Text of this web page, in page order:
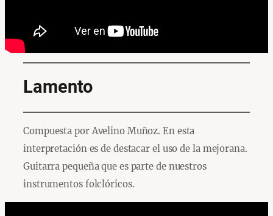
Lamento
Compuesta por Avelino Muñoz. En esta
interpretación es de destacar el uso de la mejorana.
Guitarra pequeña que es parte de nuestros
instrumentos folclóricos.